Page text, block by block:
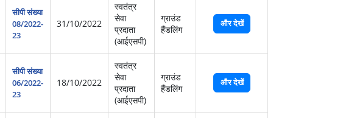
सीपी संख्या
08/2022-
23
31/10/2022
स्‍वतंत्र
सेवा
प्रदाता
(आईएसपी)
ग्राउंड
हैंडलिंग
और देखें
सीपी संख्या
06/2022-
23
18/10/2022
स्‍वतंत्र
सेवा
प्रदाता
(आईएसपी)
ग्राउंड
हैंडलिंग
और देखें